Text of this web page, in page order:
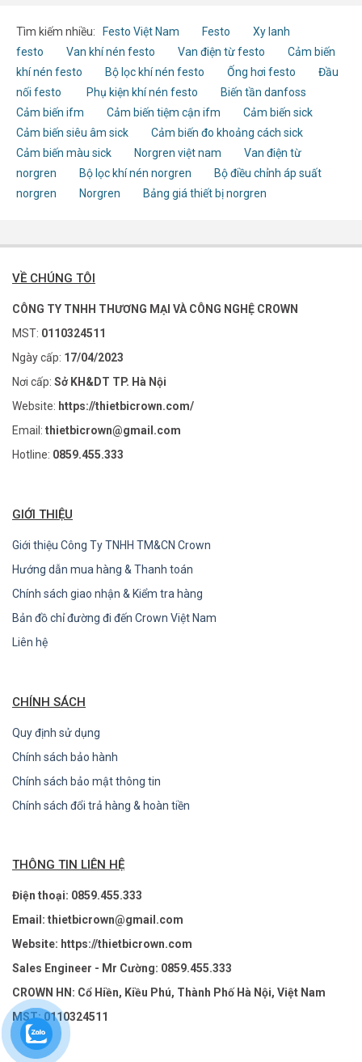
Tìm kiếm nhiều: Festo Việt Nam Festo
Xy lanh
festo
Van khí nén festo Van điện từ festo
Cảm biến
khí nén festo
Bộ lọc khí nén festo Ống hơi festo
Đầu
nối festo
Phụ kiện khí nén festo
Biến tần danfoss
Cảm biến ifm
Cảm biến tiệm cận ifm
Cảm biến sick
Cảm biến siêu âm sick
Cảm biến đo khoảng cách sick
Cảm biến màu sick
Norgren việt nam
Van điện từ
norgren
Bộ lọc khí nén norgren
Bộ điều chỉnh áp suất
norgren
Norgren Bảng giá thiết bị norgren
VỀ CHÚNG TÔI
CÔNG TY TNHH THƯƠNG MẠI VÀ CÔNG NGHỆ CROWN
MST: 0110324511
Ngày cấp: 17/04/2023
Nơi cấp: Sở KH&DT TP. Hà Nội
Website: https://thietbicrown.com/
Email: thietbicrown@gmail.com
Hotline: 0859.455.333
GIỚI THIỆU
Giới thiệu Công Ty TNHH TM&CN Crown
Hướng dẫn mua hàng & Thanh toán
Chính sách giao nhận & Kiểm tra hàng
Bản đồ chỉ đường đi đến Crown Việt Nam
Liên hệ
CHÍNH SÁCH
Quy định sử dụng
Chính sách bảo hành
Chính sách bảo mật thông tin
Chính sách đổi trả hàng & hoàn tiền
THÔNG TIN LIÊN HỆ
Điện thoại: 0859.455.333
Email: thietbicrown@gmail.com
Website: https://thietbicrown.com
Sales Engineer - Mr Cường: 0859.455.333
CROWN HN: Cổ Hiền, Kiều Phú, Thành Phố Hà Nội, Việt Nam
MST: 0110324511